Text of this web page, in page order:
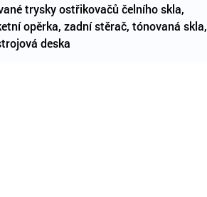
trysky ostřikovačů čelního skla,
opěrka, zadní stěrač, tónovaná skla,
deska